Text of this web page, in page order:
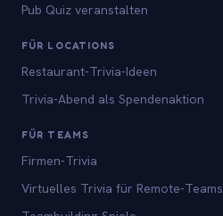
Pub Quiz veranstalten
FÜR LOCATIONS
Restaurant-Trivia-Ideen
Trivia-Abend als Spendenaktion
FÜR TEAMS
Firmen-Trivia
Virtuelles Trivia für Remote-Teams